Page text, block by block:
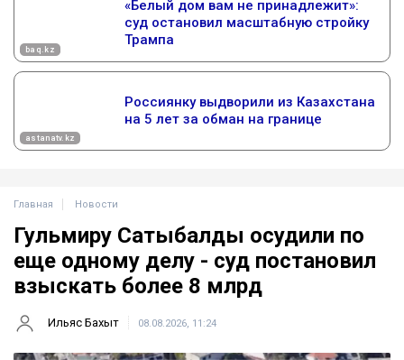
Главная Новости
Гульмиру Сатыбалды осудили по
еще одному делу - суд постановил
взыскать более 8 млрд
Ильяс Бахыт 08.08.2026, 11:24